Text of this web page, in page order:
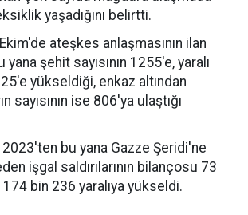
yaşadığını belirtti.
ateşkes anlaşmasının ilan
şehit sayısının 1255'e, yaralı
yükseldiği, enkaz altından
sayısının ise 806'ya ulaştığı
bu yana Gazze Şeridi'ne
işgal saldırılarının bilançosu 73
bin 236 yaralıya yükseldi.